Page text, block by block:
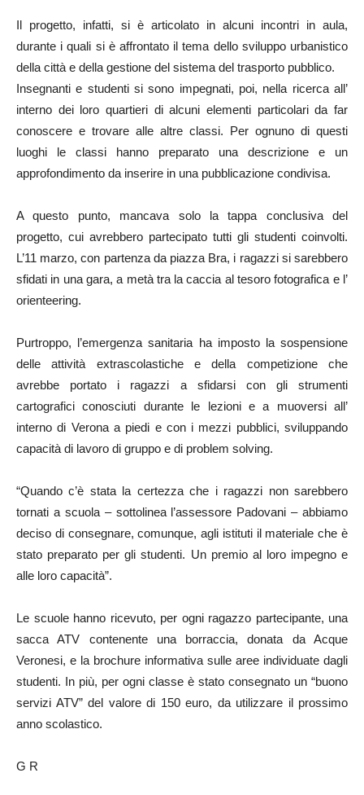
Il progetto, infatti, si è articolato in alcuni incontri in aula,
durante i quali si è affrontato il tema dello sviluppo urbanistico
della città e della gestione del sistema del trasporto pubblico.
Insegnanti e studenti si sono impegnati, poi, nella ricerca all’
interno dei loro quartieri di alcuni elementi particolari da far
conoscere e trovare alle altre classi. Per ognuno di questi
luoghi le classi hanno preparato una descrizione e un
approfondimento da inserire in una pubblicazione condivisa.
A questo punto, mancava solo la tappa conclusiva del
progetto, cui avrebbero partecipato tutti gli studenti coinvolti.
L’11 marzo, con partenza da piazza Bra, i ragazzi si sarebbero
sfidati in una gara, a metà tra la caccia al tesoro fotografica e l’
orienteering.
Purtroppo, l’emergenza sanitaria ha imposto la sospensione
delle attività extrascolastiche e della competizione che
avrebbe portato i ragazzi a sfidarsi con gli strumenti
cartografici conosciuti durante le lezioni e a muoversi all’
interno di Verona a piedi e con i mezzi pubblici, sviluppando
capacità di lavoro di gruppo e di problem solving.
“Quando c’è stata la certezza che i ragazzi non sarebbero
tornati a scuola – sottolinea l’assessore Padovani – abbiamo
deciso di consegnare, comunque, agli istituti il materiale che è
stato preparato per gli studenti. Un premio al loro impegno e
alle loro capacità”.
Le scuole hanno ricevuto, per ogni ragazzo partecipante, una
sacca ATV contenente una borraccia, donata da Acque
Veronesi, e la brochure informativa sulle aree individuate dagli
studenti. In più, per ogni classe è stato consegnato un “buono
servizi ATV” del valore di 150 euro, da utilizzare il prossimo
anno scolastico.
G R